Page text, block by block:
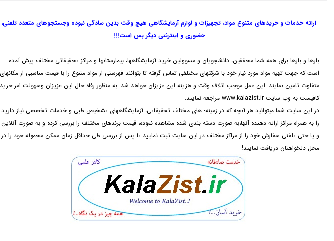
ارائه خدمات و خریدهای متنوع مواد، تجهیزات و لوازم آزمایشگاهی هیچ وقت بدین سادگی نبوده وجستجوهای متعدد تلفنی،
حضوری و اینترنتی دیگر بس است!!!
بارها و بارها برای همه شما محققین، دانشجویان و مسوولین خرید آزمایشگاهها، بیمارستانها و مراکز تحقیقاتی مختلف پیش آمده
است که جهت تهیه مواد مورد نیاز خود با شرکتهای مختلفی تماس گرفته تا بتوانند فهرستی از مواد متنوع را با قیمت مناسبی از مکانهای
متفاوت تامین نمایند. این عمل موجب اتلاف وقت و هزینه این عزیزان خواهد شد. به منظور رفاه حال این عزیزان وسهولت امر خرید
کافیست به وب سایت www.kalazist.ir مراجعه نمایید.
در این سایت شما میتوانید هر آنچه که در زمینه¬های مختلف تحقیقاتی، آزمایشگاههای تشخیص طبی و خدمات تخصصی نیاز دارید
را به همراه مراکز ارائه دهنده آنها،به صورت دسته بندی شده مشاهده نموده، قیمت برندهای مختلف را بررسی کرده و به صورت آنلاین
و یا حتی تلفنی سفارش خود را از مراکز مختلف در این سایت ثبت نمایید تا پس از بررسی طی حداقل زمان ممکن محموله خود را در
محل دلخواهتان دریافت نمایید!